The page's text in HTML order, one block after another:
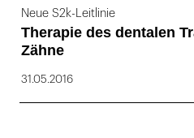
Neue S2k-Leitlinie
Therapie des dentalen
Zähne
31.05.2016